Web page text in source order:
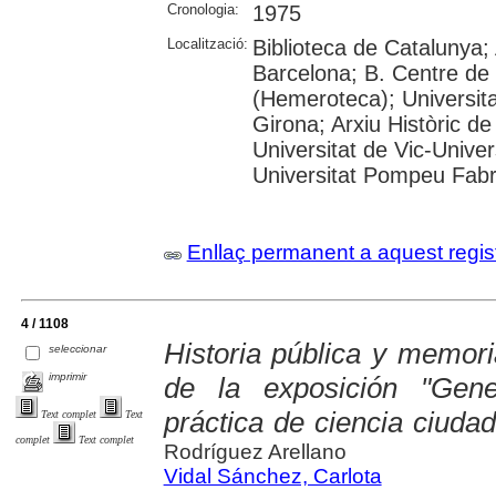
Cronologia: 1975
Localització: Biblioteca de
Barcelona; B. Centre
(Hemeroteca);
Girona; Arxiu Històric
Universitat de Vic-
Universitat Pompeu
Enllaç permanent a aquest
4 / 1108
seleccionar
imprimir
Text complet Text
complet Text complet
Historia pública y
de la exposición
práctica de ciencia
Rodríguez Arellano
Vidal Sánchez, Carlota